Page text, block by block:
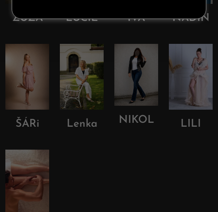
ZUZA LUCIE IVA NADIN
ŠÁRi Lenka NIKOL LILI